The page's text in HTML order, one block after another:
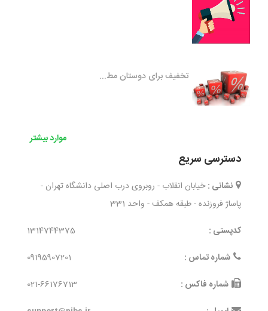
تخفیف برای دوستان مط...
موارد بیشتر
دسترسی سریع
نشانی : خیابان انقلاب - روبروی درب اصلی دانشگاه تهران -
پاساژ فروزنده - طبقه همکف - واحد 331
کدپستی :
1314744375
شماره تماس :
09195907201
شماره فاکس :
021-66176713